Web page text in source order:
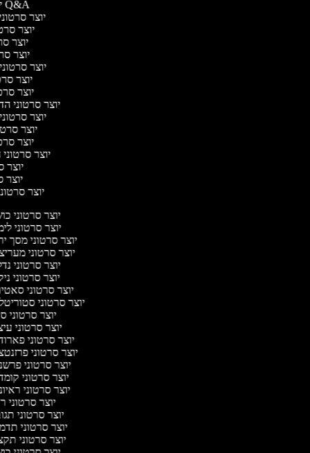
יוצר סרטוני Q&A
יוצר
יוצר
יוצר
יוצר
יוצר
יוצר
יוצר
יוצר סרטוני
יוצר
יוצר
יוצר
יוצר
יוצר
יוצר
יוצר
יוצר סרטוני
יוצר סרטוני
יוצר סרטוני מסך
יוצר סרטוני
יוצר סרטוני
יוצר סרטוני
יוצר סרטוני
יוצר סרטוני
יוצר סרטוני
יוצר סרטוני
יוצר סרטוני
יוצר סרטוני
יוצר סרטוני
יוצר סרטוני
יוצר סרטוני
יוצר סרטוני
יוצר סרטוני
יוצר סרטוני
יוצר סרטוני